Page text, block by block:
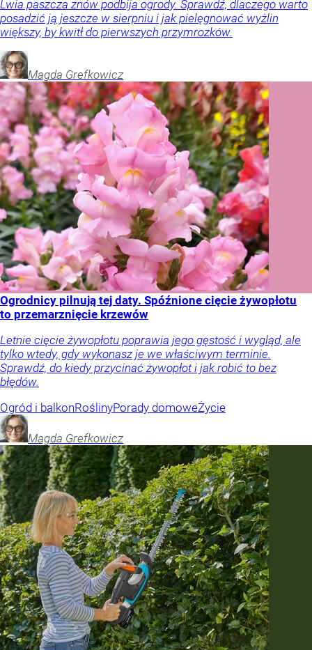
Lwia paszcza znów podbija ogrody. Sprawdź, dlaczego warto
posadzić ją jeszcze w sierpniu i jak pielęgnować wyżlin
większy, by kwitł do pierwszych przymrozków.
Magda Grefkowicz
Ogrodnicy pilnują tej daty. Spóźnione cięcie żywopłotu
to przemarznięcie krzewów
Letnie cięcie żywopłotu poprawia jego gęstość i wygląd, ale
tylko wtedy, gdy wykonasz je we właściwym terminie.
Sprawdź, do kiedy przycinać żywopłot i jak robić to bez
błędów.
Ogród i balkonRoślinyPorady domoweŻycie
Magda Grefkowicz